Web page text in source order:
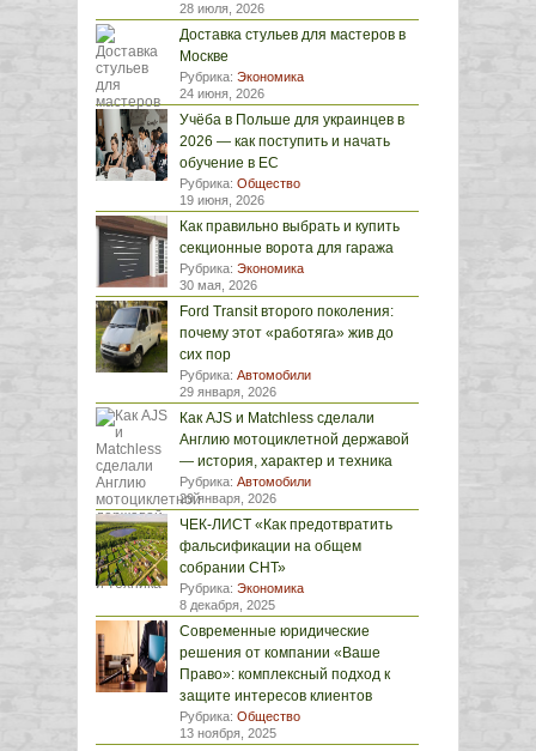
28 июля, 2026
Доставка стульев для мастеров в
Москве
Рубрика: Экономика
24 июня, 2026
Учёба в Польше для украинцев в
2026 — как поступить и начать
обучение в ЕС
Рубрика: Общество
19 июня, 2026
Как правильно выбрать и купить
секционные ворота для гаража
Рубрика: Экономика
30 мая, 2026
Ford Transit второго поколения:
почему этот «работяга» жив до
сих пор
Рубрика: Автомобили
29 января, 2026
Как AJS и Matchless сделали
Англию мотоциклетной державой
— история, характер и техника
Рубрика: Автомобили
29 января, 2026
ЧЕК-ЛИСТ «Как предотвратить
фальсификации на общем
собрании СНТ»
Рубрика: Экономика
8 декабря, 2025
Современные юридические
решения от компании «Ваше
Право»: комплексный подход к
защите интересов клиентов
Рубрика: Общество
13 ноября, 2025